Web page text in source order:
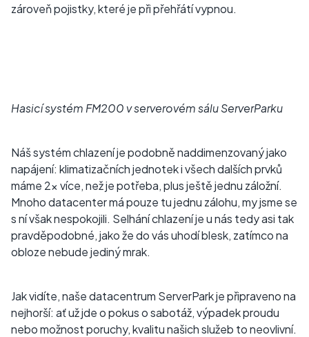
zároveň pojistky, které je při přehřátí vypnou.
Hasicí systém FM200 v serverovém sálu ServerParku
Náš systém chlazení je podobně naddimenzovaný jako
napájení: klimatizačních jednotek i všech dalších prvků
máme 2x více, než je potřeba, plus ještě jednu záložní.
Mnoho datacenter má pouze tu jednu zálohu, my jsme se
s ní však nespokojili. Selhání chlazení je u nás tedy asi tak
pravděpodobné, jako že do vás uhodí blesk, zatímco na
obloze nebude jediný mrak.
Jak vidíte, naše datacentrum ServerPark je připraveno na
nejhorší: ať už jde o pokus o sabotáž, výpadek proudu
nebo možnost poruchy, kvalitu našich služeb to neovlivní.